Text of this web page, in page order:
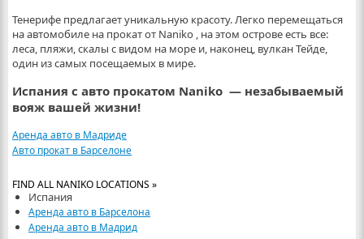
Тенерифе предлагает уникальную красоту. Легко перемещаться
на автомобиле на прокат от Naniko , на этом острове есть все:
леса, пляжи, скалы с видом на море и, наконец, вулкан Тейде,
один из самых посещаемых в мире.
Испания с авто прокатом Naniko — незабываемый
вояж вашей жизни!
Аренда авто в Мадриде
Авто прокат в Барселоне
FIND ALL NANIKO LOCATIONS »
Испания
Аренда авто в Барселона
Аренда авто в Мадрид